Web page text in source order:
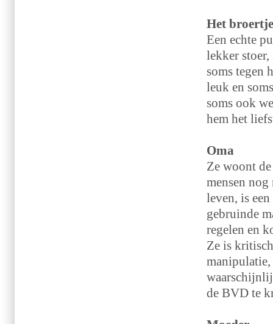
Het broertje
Een echte
lekker
soms tegen
leuk en
soms ook
hem het
Oma
Ze woont
mensen
leven, is
gebruinde
regelen en
Ze is
manipulatie,
de BVD te